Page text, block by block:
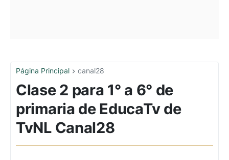
Página Principal canal28
Clase 2 para 1° a 6° de
primaria de EducaTv de
TvNL Canal28